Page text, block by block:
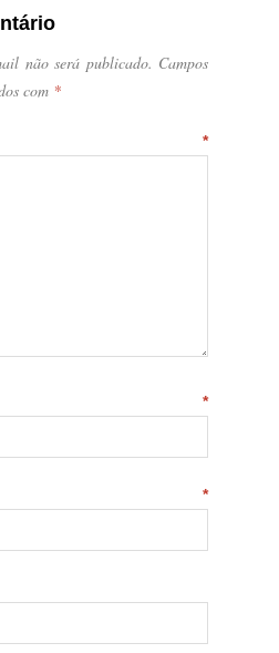
não será publicado. Campos
com *
*
*
*